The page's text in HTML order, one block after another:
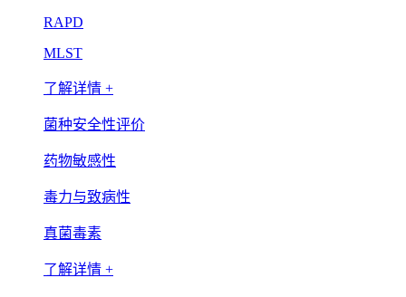
RAPD
MLST
了解详情 +
菌种安全性评价
药物敏感性
毒力与致病性
真菌毒素
了解详情 +